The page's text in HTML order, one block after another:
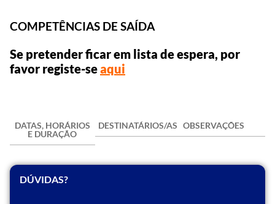
COMPETÊNCIAS DE SAÍDA
Se pretender ficar em lista de espera, por
favor registe-seaqui
DATAS, HORÁRIOS
E DURAÇÃO
DESTINATÁRIOS/AS OBSERVAÇÕES
DÚVIDAS?